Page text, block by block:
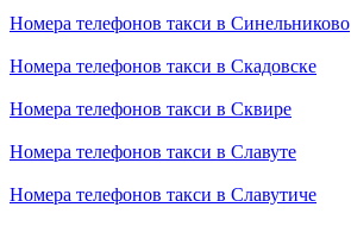
Номера телефонов такси в Синельниково
Номера телефонов такси в Скадовске
Номера телефонов такси в Сквире
Номера телефонов такси в Славуте
Номера телефонов такси в Славутиче